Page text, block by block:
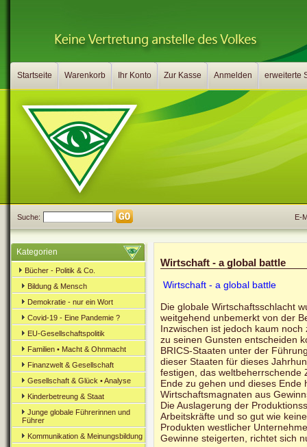
Startseite Warenkorb Ihr Konto Zur Kasse Anmelden erweiterte
Suche: E-
Kategorien
Bücher - Politik & Co.
Bildung & Mensch
Demokratie - nur ein Wort
Covid-19 - Eine Pandemie ?
EU-Gesellschaftspolitik
Familien • Macht & Ohnmacht
Finanzwelt & Gesellschaft
Gesellschaft & Glück • Analyse
Kinderbetreung & Staat
Junge globale Führerinnen und
Führer
Kommunikation & Meinungsbildung
Wirtschaft - a global battle
Wirtschaft - a global battle
Die globale Wirtschaftsschlacht
weitgehend unbemerkt von der
Inzwischen ist jedoch kaum
zu seinen Gunsten entscheiden
BRICS-Staaten unter der
dieser Staaten für dieses
festigen, das weltbeherrschende
Ende zu gehen und dieses Ende
Wirtschaftsmagnaten aus
Die Auslagerung der
Arbeitskräfte und so gut wie
Produkten westlicher
Gewinne steigerten, richtet sich